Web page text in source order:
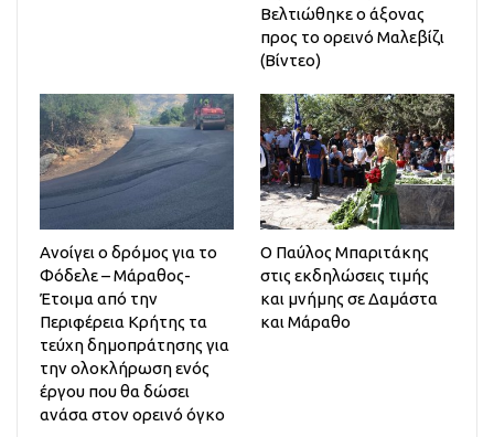
Βελτιώθηκε ο άξονας
προς το ορεινό Μαλεβίζι
(Βίντεο)
Ανοίγει ο δρόμος για το
Φόδελε – Μάραθος-
Έτοιμα από την
Περιφέρεια Κρήτης τα
τεύχη δημοπράτησης για
την ολοκλήρωση ενός
έργου που θα δώσει
ανάσα στον ορεινό όγκο
Ο Παύλος Μπαριτάκης
στις εκδηλώσεις τιμής
και μνήμης σε Δαμάστα
και Μάραθο